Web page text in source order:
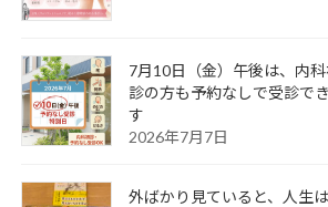
7月10日（金）午後は、内
診の方も予約なしで受診で
す
2026年7月7日
外ばかり見ていると、人生